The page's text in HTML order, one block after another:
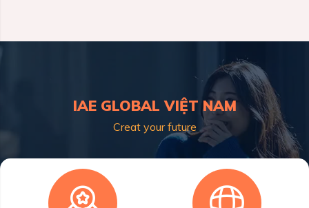
IAE GLOBAL VIỆT NAM
Creat your future